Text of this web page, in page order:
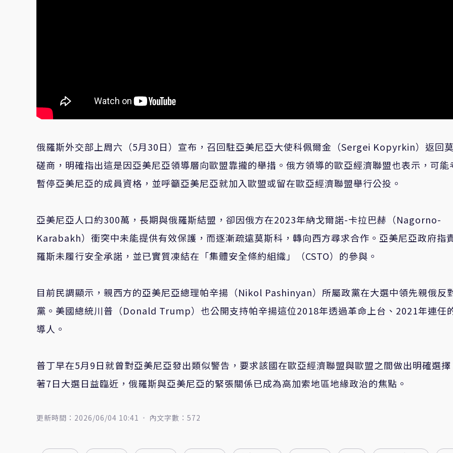
俄羅斯外交部上周六（5月30日）宣布，召回駐亞美尼亞大使科佩爾金（Sergei Kopyrkin）返回
磋商，明確指出這是因亞美尼亞領導層向歐盟靠攏的舉措。俄方領導的歐亞經濟聯盟也表示，可能
暫停亞美尼亞的成員資格，並呼籲亞美尼亞就加入歐盟或留在歐亞經濟聯盟舉行公投。
亞美尼亞人口約300萬，長期與俄羅斯結盟，卻因俄方在2023年納戈爾諾-卡拉巴赫（Nagorno-
Karabakh）衝突中未能提供有效保護，而逐漸疏遠莫斯科，轉向西方尋求合作。亞美尼亞政府指
羅斯未履行安全承諾，並已實質凍結在「集體安全條約組織」（CSTO）的參與。
目前民調顯示，親西方的亞美尼亞總理帕辛揚（Nikol Pashinyan）所屬政黨在大選中領先親俄反
黨。美國總統川普（Donald Trump）也公開支持帕辛揚這位2018年透過革命上台、2021年連任
導人。
普丁早在5月9日就曾對亞美尼亞發出類似警告，要求該國在歐亞經濟聯盟與歐盟之間做出明確選擇
著7日大選日益臨近，俄羅斯與亞美尼亞的緊張關係已成為高加索地區地緣政治的焦點。
更新時間：2026/06/04 10:41 內文字數：572